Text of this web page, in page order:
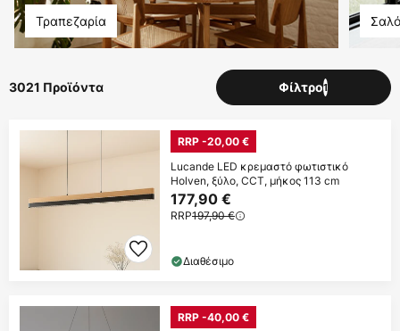
Τραπεζαρία
3021 Προϊόντα Φίλτρο1
RRP -20,00 €
Lucande LED κρεμαστό φωτιστικό
Holven, ξύλο, CCT, μήκος 113 cm
177,90 €
RRP197,90 €
Διαθέσιμο
RRP -40,00 €